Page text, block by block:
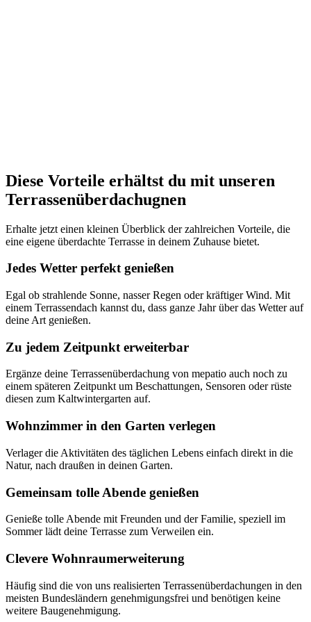
Diese Vorteile erhältst du mit unseren
Terrassenüberdachugnen
Erhalte jetzt einen kleinen Überblick der zahlreichen Vorteile, die
eine eigene überdachte Terrasse in deinem Zuhause bietet.
Jedes Wetter perfekt genießen
Egal ob strahlende Sonne, nasser Regen oder kräftiger Wind. Mit
einem Terrassendach kannst du, dass ganze Jahr über das Wetter auf
deine Art genießen.
Zu jedem Zeitpunkt erweiterbar
Ergänze deine Terrassenüberdachung von mepatio auch noch zu
einem späteren Zeitpunkt um Beschattungen, Sensoren oder rüste
diesen zum Kaltwintergarten auf.
Wohnzimmer in den Garten verlegen
Verlager die Aktivitäten des täglichen Lebens einfach direkt in die
Natur, nach draußen in deinen Garten.
Gemeinsam tolle Abende genießen
Genieße tolle Abende mit Freunden und der Familie, speziell im
Sommer lädt deine Terrasse zum Verweilen ein.
Clevere Wohnraumerweiterung
Häufig sind die von uns realisierten Terrassenüberdachungen in den
meisten Bundesländern genehmigungsfrei und benötigen keine
weitere Baugenehmigung.